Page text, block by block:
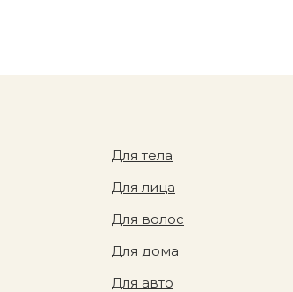
Для тела
Для лица
Для волос
Для дома
Для авто